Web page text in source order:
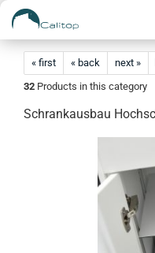
« first « back next »
32 Products in this category
Schrankausbau